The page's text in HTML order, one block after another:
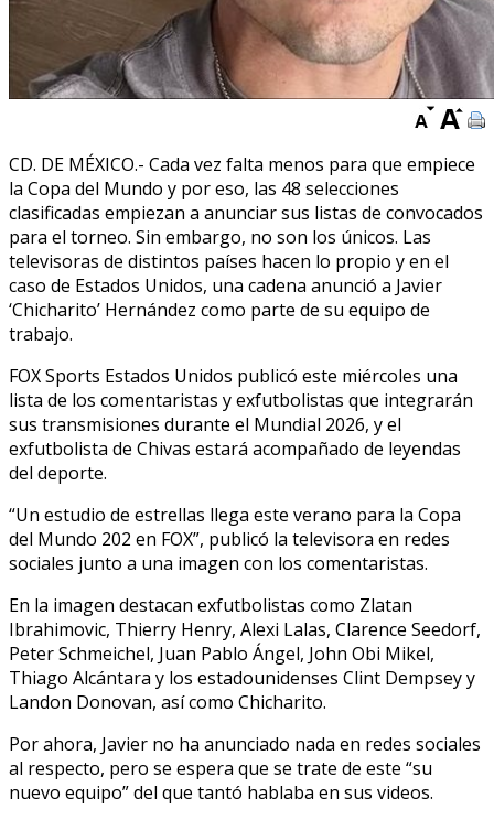
CD. DE MÉXICO.- Cada vez falta menos para que empiece
la Copa del Mundo y por eso, las 48 selecciones
clasificadas empiezan a anunciar sus listas de convocados
para el torneo. Sin embargo, no son los únicos. Las
televisoras de distintos países hacen lo propio y en el
caso de Estados Unidos, una cadena anunció a Javier
‘Chicharito’ Hernández como parte de su equipo de
trabajo.
FOX Sports Estados Unidos publicó este miércoles una
lista de los comentaristas y exfutbolistas que integrarán
sus transmisiones durante el Mundial 2026, y el
exfutbolista de Chivas estará acompañado de leyendas
del deporte.
“Un estudio de estrellas llega este verano para la Copa
del Mundo 202 en FOX”, publicó la televisora en redes
sociales junto a una imagen con los comentaristas.
En la imagen destacan exfutbolistas como Zlatan
Ibrahimovic, Thierry Henry, Alexi Lalas, Clarence Seedorf,
Peter Schmeichel, Juan Pablo Ángel, John Obi Mikel,
Thiago Alcántara y los estadounidenses Clint Dempsey y
Landon Donovan, así como Chicharito.
Por ahora, Javier no ha anunciado nada en redes sociales
al respecto, pero se espera que se trate de este “su
nuevo equipo” del que tantó hablaba en sus videos.